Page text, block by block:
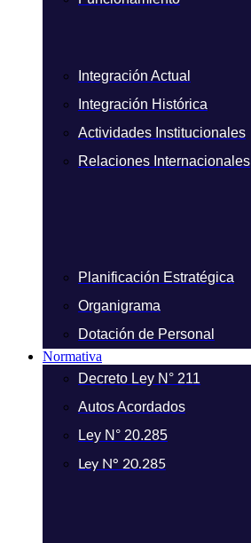
Integración Actual
Integración Histórica
Actividades Institucionales
Relaciones Internacionales
Planificación Estratégica
Organigrama
Dotación de Personal
Normativa
Decreto Ley N° 211
Autos Acordados
Ley N° 20.285
Ley N° 20.285